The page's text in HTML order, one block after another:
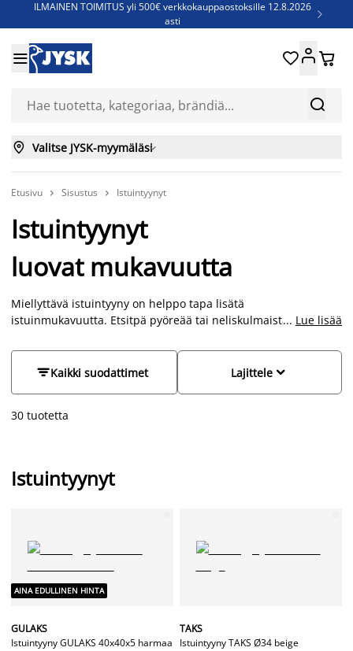
ILMAINEN TOIMITUS yli 500€ verkkokauppaostoksille 12.8.2026
asti

Jenkkisänkyjä - Säästä jopa 60%


 
 Valitse JYSK-myymäläsi
Etusivu  Sisustus  Istuintyynyt
Istuintyynyt
luovat mukavuutta
Miellyttävä istuintyyny on helppo tapa lisätä
istuinmukavuutta. Etsitpä pyöreää tai neliskulmaista, vaaleaa,
valikoiman JYSKistä. Meiltä myös suositut istuintyynyt
lampaantaljasta tai tekoturkiksesta.
Lisää vaihtoehtoja löydät
... Lue lisää
Kaikki suodattimet 
Lajittele
30 tuotetta
Istuintyynyt
AINA EDULLINEN HINTA
GULAKS
Istuintyyny GULAKS 40x40x5 harmaa
TAKS
Istuintyyny TAKS Ø34 beige